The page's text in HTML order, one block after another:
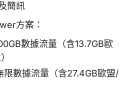
簡訊
方案：
數據流量（含13.7GB歐
數據流量（含27.4GB歐盟/